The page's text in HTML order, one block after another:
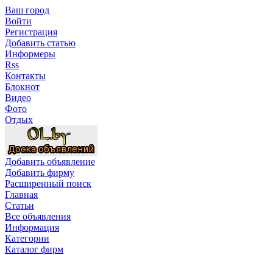
Ваш город
Войти
Регистрация
Добавить статью
Информеры
Rss
Контакты
Блокнот
Видео
Фото
Отдых
Добавить объявление
Добавить фирму
Расширенный поиск
Главная
Статьи
Все объявления
Информация
Категории
Каталог фирм